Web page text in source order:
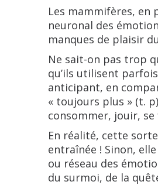
Les mammifères, en
neuronal des
manques de plaisir
Ne sait-on pas trop
qu’ils utilisent
anticipant, en
« toujours plus » (t.
consommer, jouir,
En réalité, cette
entraînée ! Sinon,
ou réseau des
du surmoi, de la